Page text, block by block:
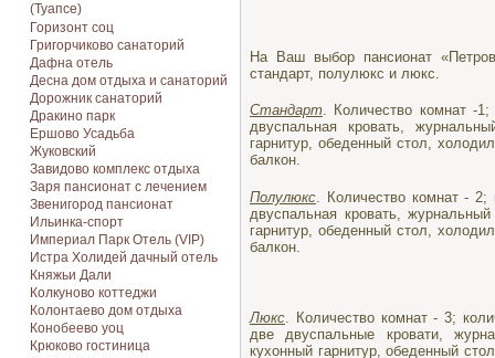
(Туапсе)
Горизонт соц
Григорчиково санаторий
Дафна отель
Десна дом отдыха и санаторий
Дорожник санаторий
Дракино парк
Ершово Усадьба
Жуковский
Завидово комплекс отдыха
Заря пансионат с лечением
Звенигород пансионат
Ильинка-спорт
Империал Парк Отель (VIP)
Истра Холидей дачный отель
Княжьи Дали
Колкуново коттеджи
Колонтаево дом отдыха
Конобеево уоц
Крюково гостиница
На Ваш выбор пансионат
стандарт, полулюкс и люкс.
Стандарт. Количество комнат -
двуспальная кровать,
гарнитур, обеденный стол,
балкон.
Полулюкс. Количество комнат - 2;
двуспальная кровать,
гарнитур, обеденный стол,
балкон.
Люкс. Количество комнат - 3;
две двуспальные кровати,
кухонный гарнитур, обеденный